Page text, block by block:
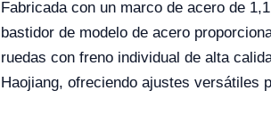
Fabricada con un marco de acero de
bastidor de modelo de acero
ruedas con freno individual de alta
Haojiang, ofreciendo ajustes versátiles